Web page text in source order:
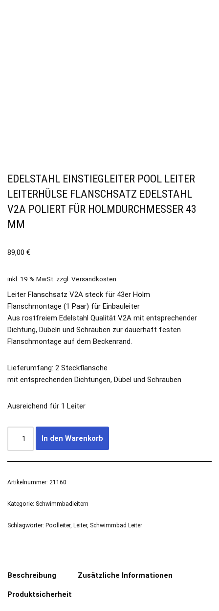
EDELSTAHL EINSTIEGLEITER POOL LEITER
LEITERHÜLSE FLANSCHSATZ EDELSTAHL
V2A POLIERT FÜR HOLMDURCHMESSER 43
MM
89,00 €
inkl. 19 % MwSt. zzgl. Versandkosten
Leiter Flanschsatz V2A steck für 43er Holm
Flanschmontage (1 Paar) für Einbauleiter
Aus rostfreiem Edelstahl Qualität V2A mit entsprechender
Dichtung, Dübeln und Schrauben zur dauerhaft festen
Flanschmontage auf dem Beckenrand.
Lieferumfang: 2 Steckflansche
mit entsprechenden Dichtungen, Dübel und Schrauben
Ausreichend für 1 Leiter
In den Warenkorb
Artikelnummer: 21160
Kategorie: Schwimmbadleitern
Schlagwörter: Poolleiter, Leiter, Schwimmbad Leiter
Beschreibung Zusätzliche Informationen
Produktsicherheit